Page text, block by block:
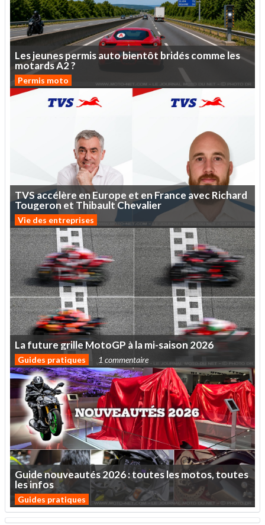
Lesjeunespermisautobientôt bridéscommeles
motardsA2?
Permis moto
TVSaccélère enEurope et enFrance avecRichard
Tougeron et Thibault Chevalier
Vie des entreprises
Lafuturegrille MotoGP àlami-saison 2026
Guides pratiques 1 commentaire
Guidenouveautés2026:touteslesmotos,toutes
lesinfos
Guides pratiques